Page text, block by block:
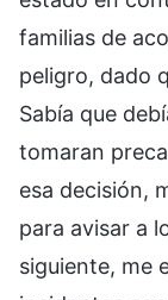
familias de
peligro, dado
Sabía que
tomaran
esa decisión,
para avisar a
siguiente, me